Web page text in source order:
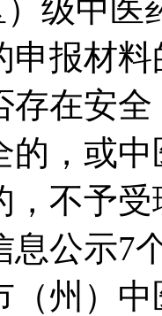
级中医
申报材
存在安
的，或
，不予
息公示7
（州）